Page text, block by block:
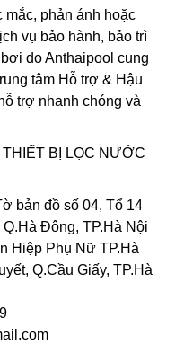
mắc, phản ánh hoặc
vụ bảo hành, bảo trì
do Anthaipool cung
tâm Hỗ trợ & Hậu
trợ nhanh chóng và
BỊ LỌC NƯỚC
bản đồ số 04, Tổ 14
Đông, TP.Hà Nội
Hiệp Phụ Nữ TP.Hà
Q.Cầu Giấy, TP.Hà